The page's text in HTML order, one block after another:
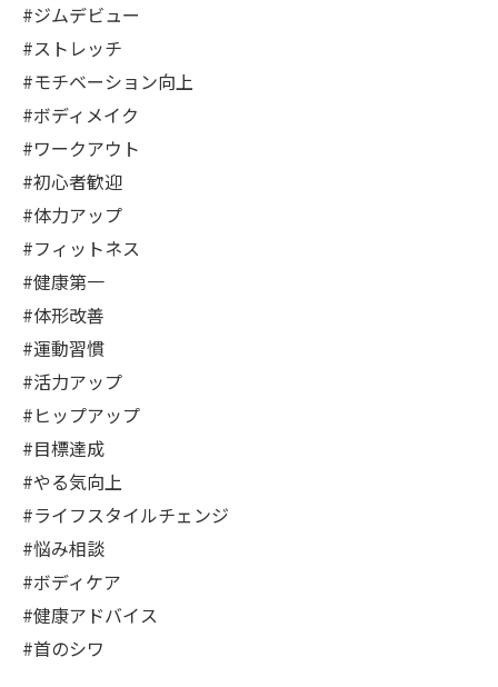
#ジムデビュー
#ストレッチ
#モチベーション向上
#ボディメイク
#ワークアウト
#初心者歓迎
#体力アップ
#フィットネス
#健康第一
#体形改善
#運動習慣
#活力アップ
#ヒップアップ
#目標達成
#やる気向上
#ライフスタイルチェンジ
#悩み相談
#ボディケア
#健康アドバイス
#首のシワ